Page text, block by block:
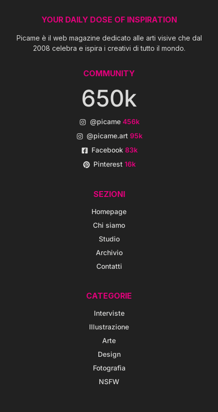
YOUR DAILY DOSE OF INSPIRATION
Picame è il web magazine dedicato alle arti visive che dal
2008 celebra e ispira i creativi di tutto il mondo.
COMMUNITY
650k
@picame 456k
@picame.art95k
Facebook83k
Pinterest16k
SEZIONI
Homepage
Chi siamo
Studio
Archivio
Contatti
CATEGORIE
Interviste
Illustrazione
Arte
Design
Fotografia
NSFW